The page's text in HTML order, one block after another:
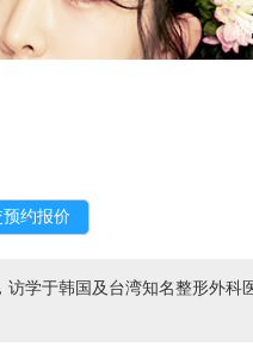
学于韩国及台湾知名整形外科